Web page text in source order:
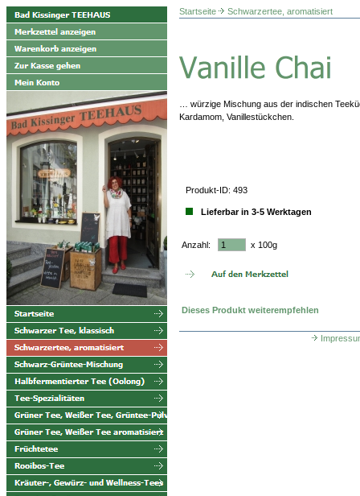
Startseite Schwarzertee, aromatisiert
… würzige Mischung aus der indischen
Kardamom, Vanillestückchen.
Produkt-ID: 493
Lieferbar in 3-5 Werktagen
Anzahl: x 100g
Dieses Produkt weiterempfehlen